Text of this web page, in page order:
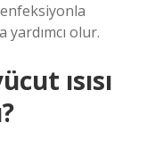
enfeksiyonla
yardımcı olur.
ısısı